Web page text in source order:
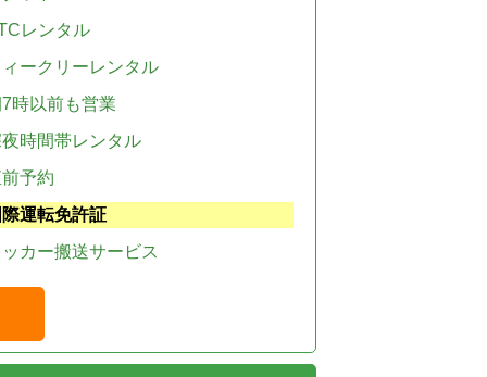
レンタル
ークリーレンタル
時以前も営業
時間帯レンタル
予約
運転免許証
カー搬送サービス